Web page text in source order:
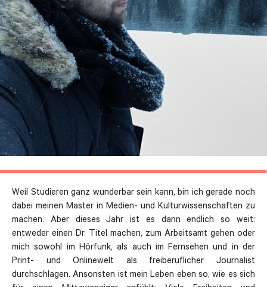
Weil Studieren ganz wunderbar sein kann, bin ich gerade noch
dabei meinen Master in Medien- und Kulturwissenschaften zu
machen. Aber dieses Jahr ist es dann endlich so weit:
entweder einen Dr. Titel machen, zum Arbeitsamt gehen oder
mich sowohl im Hörfunk, als auch im Fernsehen und in der
Print- und Onlinewelt als freiberuflicher Journalist
durchschlagen. Ansonsten ist mein Leben eben so, wie es sich